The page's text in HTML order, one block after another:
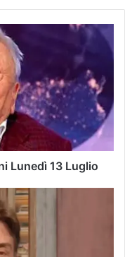
Lunedì 13 Luglio